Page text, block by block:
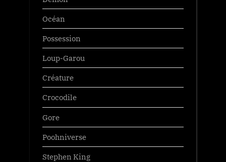
Océan
Possession
Loup-Garou
Créature
Crocodile
Gore
Poohniverse
Stephen King